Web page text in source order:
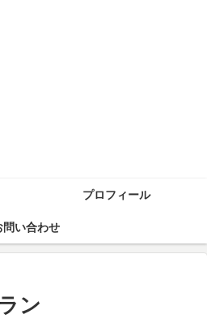
プロフィール
問い合わせ
ン